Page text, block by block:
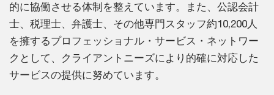
的に協働させる体制を整えています。また、公認会計
士、税理士、弁護士、その他専門スタッフ約10,200人
を擁するプロフェッショナル・サービス・ネットワー
クとして、クライアントニーズにより的確に対応した
サービスの提供に努めています。